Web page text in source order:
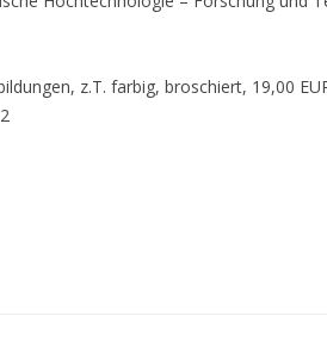
z.T. farbig, broschiert, 19,00